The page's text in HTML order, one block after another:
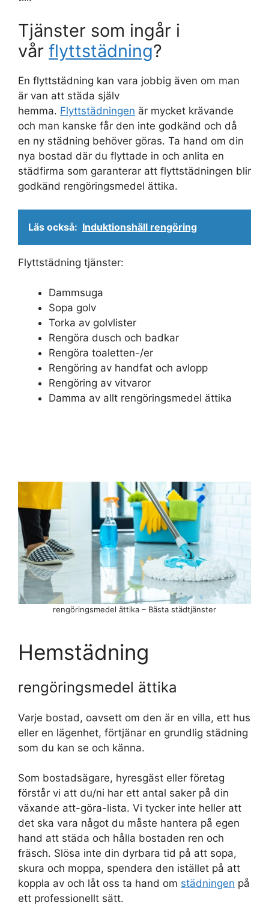
Tjänster som ingår i
vår flyttstädning?
En flyttstädning kan vara jobbig även om man
är van att städa själv
hemma. Flyttstädningen är mycket krävande
och man kanske får den inte godkänd och då
en ny städning behöver göras. Ta hand om din
nya bostad där du flyttade in och anlita en
städfirma som garanterar att flyttstädningen blir
godkänd rengöringsmedel ättika.
Läs också: Induktionshäll rengöring
Flyttstädning tjänster:
Dammsuga
Sopa golv
Torka av golvlister
Rengöra dusch och badkar
Rengöra toaletten-/er
Rengöring av handfat och avlopp
Rengöring av vitvaror
Damma av allt rengöringsmedel ättika
rengöringsmedel ättika – Bästa städtjänster
Hemstädning
rengöringsmedel ättika
Varje bostad, oavsett om den är en villa, ett hus
eller en lägenhet, förtjänar en grundlig städning
som du kan se och känna.
Som bostadsägare, hyresgäst eller företag
förstår vi att du/ni har ett antal saker på din
växande att-göra-lista. Vi tycker inte heller att
det ska vara något du måste hantera på egen
hand att städa och hålla bostaden ren och
fräsch. Slösa inte din dyrbara tid på att sopa,
skura och moppa, spendera den istället på att
koppla av och låt oss ta hand om städningen på
ett professionellt sätt.